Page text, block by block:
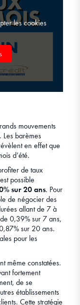
les cookies
mouvements
Les barèmes
en effet que
d’été.
de taux
possible
sur 20 ans. Pour
de négocier des
allant de 7 à
0,39% sur 7 ans,
sur 20 ans.
pour les
même constatées.
fortement
de se
établissements
Cette stratégie